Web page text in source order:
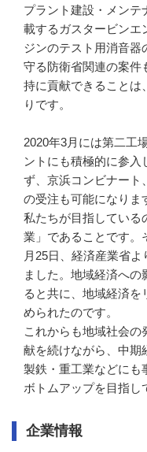
プラント建設・メンテ
載するガスタービンエ
ジンのテスト用消音器
守る防衛省関連の案件
持に貢献できることは
りです。
2020年3月には第二工
ントにも積極的に参入
ず、京浜コンビナート
の受注も可能になりま
私たちが目指している
業」であることです。
月25日、経済産業省
ました。地域経済へ
ると共に、地域経済
められたのです。
これからも地域社会
献を続けながら、中期
製鉄・重工業などにも
ボトムアップを目指し
企業情報